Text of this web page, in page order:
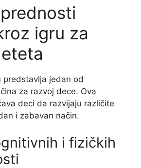
igru za
predstavlja jedan od
za razvoj dece. Ova
deci da razvijaju različite
i zabavan način.
i fizičkih